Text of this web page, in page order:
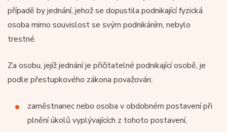
případě by jednání, jehož se dopustila podnikající fyzická
osoba mimo souvislost se svým podnikáním, nebylo
trestné.
Za osobu, jejíž jednání je přičitatelné podnikající osobě, je
podle přestupkového zákona považován:
zaměstnanec nebo osoba v obdobném postavení při
plnění úkolů vyplývajících z tohoto postavení,